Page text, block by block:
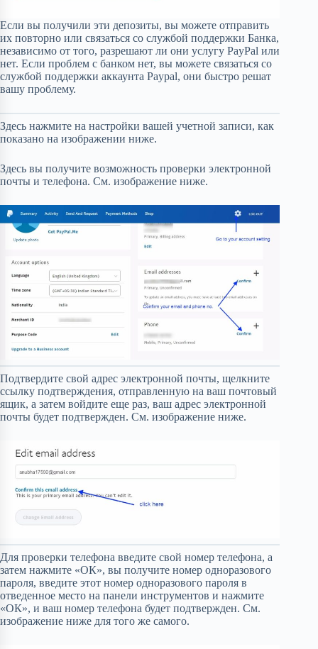
Если вы получили эти депозиты, вы можете отправить
их повторно или связаться со службой поддержки Банка,
независимо от того, разрешают ли они услугу PayPal или
нет. Если проблем с банком нет, вы можете связаться со
службой поддержки аккаунта Paypal, они быстро решат
вашу проблему.
Здесь нажмите на настройки вашей учетной записи, как
показано на изображении ниже.
Здесь вы получите возможность проверки электронной
почты и телефона. См. изображение ниже.
Подтвердите свой адрес электронной почты, щелкните
ссылку подтверждения, отправленную на ваш почтовый
ящик, а затем войдите еще раз, ваш адрес электронной
почты будет подтвержден. См. изображение ниже.
Для проверки телефона введите свой номер телефона, а
затем нажмите «ОК», вы получите номер одноразового
пароля, введите этот номер одноразового пароля в
отведенное место на панели инструментов и нажмите
«ОК», и ваш номер телефона будет подтвержден. См.
изображение ниже для того же самого.